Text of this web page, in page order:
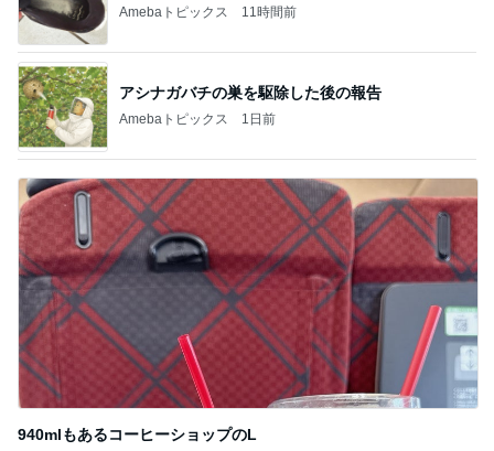
Amebaトピックス 11時間前
アシナガバチの巣を駆除した後の報告
Amebaトピックス 1日前
940mlもあるコーヒーショップのL